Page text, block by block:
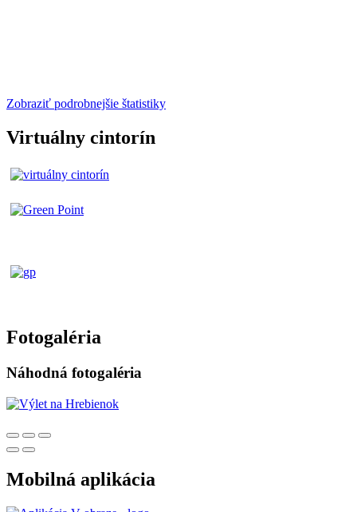
Zobraziť podrobnejšie štatistiky
Virtuálny cintorín
Fotogaléria
Náhodná fotogaléria
Mobilná aplikácia